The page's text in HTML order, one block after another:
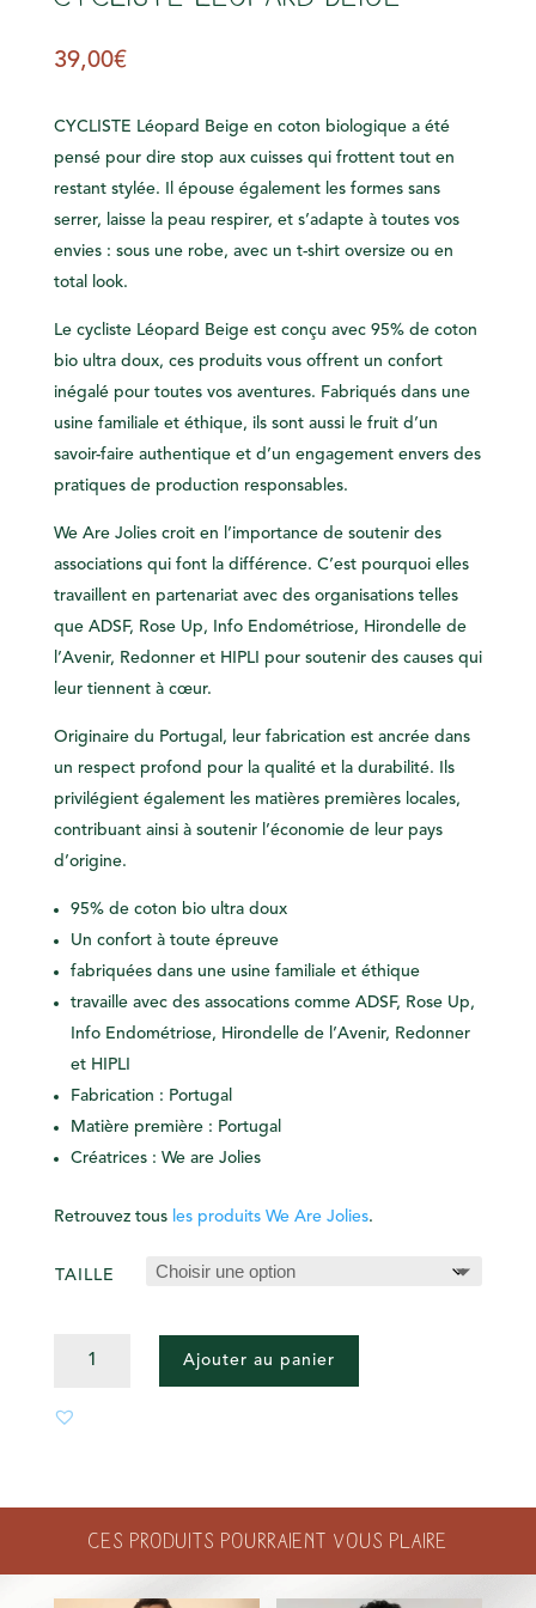
39,00€
CYCLISTE Léopard Beige en coton biologique a été
pensé pour dire stop aux cuisses qui frottent tout en
restant stylée. Il épouse également les formes sans
serrer, laisse la peau respirer, et s’adapte à toutes vos
envies : sous une robe, avec un t-shirt oversize ou en
total look.
Le cycliste Léopard Beige est conçu avec 95% de coton
bio ultra doux, ces produits vous offrent un confort
inégalé pour toutes vos aventures. Fabriqués dans une
usine familiale et éthique, ils sont aussi le fruit d’un
savoir-faire authentique et d’un engagement envers des
pratiques de production responsables.
We Are Jolies croit en l’importance de soutenir des
associations qui font la différence. C’est pourquoi elles
travaillent en partenariat avec des organisations telles
que ADSF, Rose Up, Info Endométriose, Hirondelle de
l’Avenir, Redonner et HIPLI pour soutenir des causes qui
leur tiennent à cœur.
Originaire du Portugal, leur fabrication est ancrée dans
un respect profond pour la qualité et la durabilité. Ils
privilégient également les matières premières locales,
contribuant ainsi à soutenir l’économie de leur pays
d’origine.
95% de coton bioultra doux
Un confortà toute épreuve
fabriquées dans une usine familialeet éthique
travaille avec des assocationscomme ADSF, Rose Up,
Info Endométriose, Hirondelle de l’Avenir, Redonner
et HIPLI
Fabrication : Portugal
Matière première : Portugal
Créatrices : We are Jolies
Retrouvez tous les produits We Are Jolies.
TAILLE
LÉOPARD
Ajouter au panier
Ces produits pourraient vous plaire